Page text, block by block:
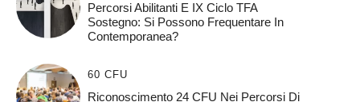
Percorsi Abilitanti E IX Ciclo TFA
Sostegno: Si Possono Frequentare In
Contemporanea?
60 CFU
Riconoscimento 24 CFU Nei Percorsi Di